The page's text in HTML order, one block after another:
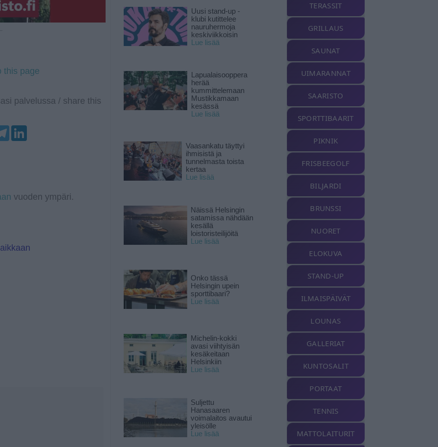
this page
palvelussa / share this
T
vuoden ympäri.
Uusi stand-up -
klubi kutittelee
nauruhermoja
keskiviikkoisin
Lue lisää
Lapualaisooppera
herää
kummittelemaan
Mustikkamaan
kesässä
Lue lisää
Vaasankatu täyttyi
ihmisistä ja
tunnelmasta toista
kertaa
Lue lisää
Näissä Helsingin
satamissa nähdään
kesällä
loistoristeilijöitä
Lue lisää
Onko tässä
Helsingin upein
sporttibaari?
Lue lisää
Michelin-kokki
avasi viihtyisän
kesäkeitaan
Helsinkiin
Lue lisää
Suljettu
Hanasaaren
voimalaitos avautui
yleisölle
Lue lisää
TERASSIT
GRILLAUS
SAUNAT
UIMARANNAT
SAARISTO
SPORTTIBAARIT
PIKNIK
FRISBEEGOLF
BILJARDI
BRUNSSI
NUORET
ELOKUVA
STAND-UP
ILMAISPÄIVÄT
LOUNAS
GALLERIAT
KUNTOSALIT
PORTAAT
TENNIS
MATTOLAITURIT